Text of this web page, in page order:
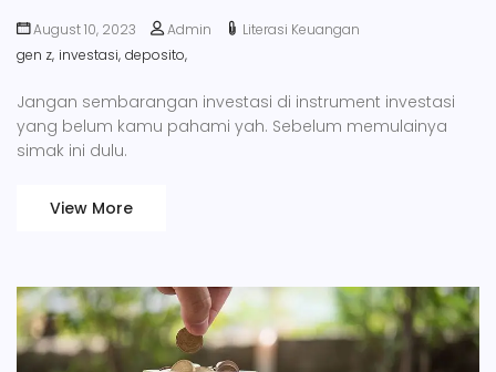
August 10, 2023 Admin
Literasi Keuangan
gen z, investasi, deposito,
Jangan sembarangan investasi di instrument investasi
yang belum kamu pahami yah. Sebelum memulainya
simak ini dulu.
View More